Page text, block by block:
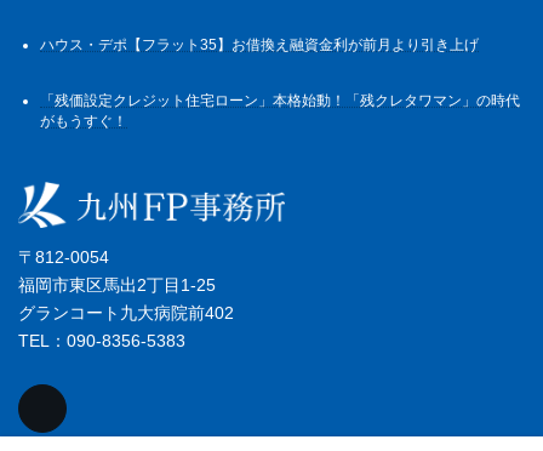
ハウス・デポ【フラット35】お借換え融資金利が前月より引き上げ
「残価設定クレジット住宅ローン」本格始動！「残クレタワマン」の時代
がもうすぐ！
〒812-0054
福岡市東区馬出2丁目1-25
グランコート九大病院前402
TEL：090-8356-5383